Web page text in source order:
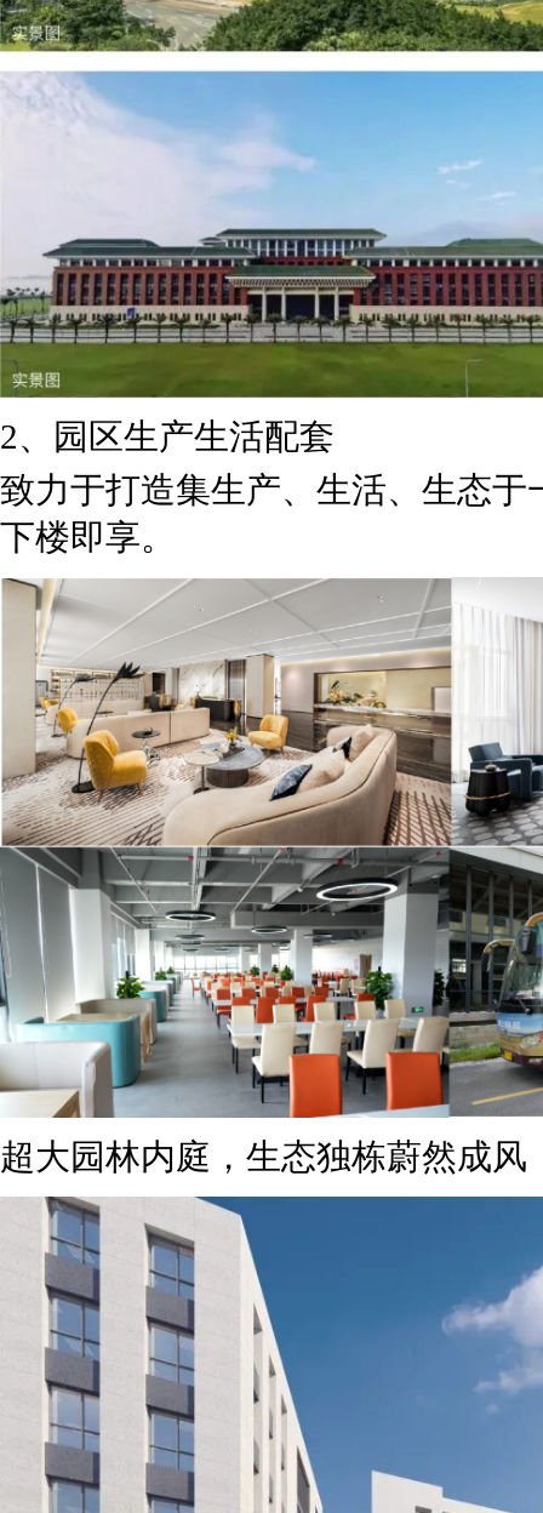
2、园区生产生活配套
致力于打造集生产、生活、生态
下楼即享。
超大园林内庭，生态独栋蔚然成